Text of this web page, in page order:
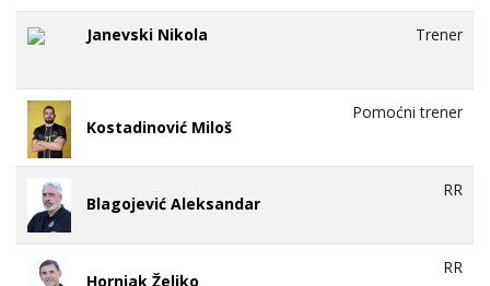
Janevski Nikola Trener
Kostadinović Miloš
Pomoćni trener
Blagojević Aleksandar
RR
Hornjak Željko
RR